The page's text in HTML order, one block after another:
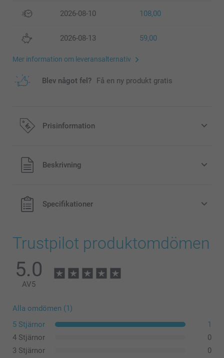
2026-08-10 108,00
2026-08-13 59,00
Mer information om leveransalternativ
Blev något fel? Få en ny produkt gratis
Prisinformation
Alla priser är i svenska kronor (SEK), inklusive moms och
exklusive porto.
Beskrivning
Specifikationer
Trustpilot produktomdömen
5.0
AV5
Alla omdömen (1)
5 Stjärnor
1
4 Stjärnor
0
3 Stjärnor
0